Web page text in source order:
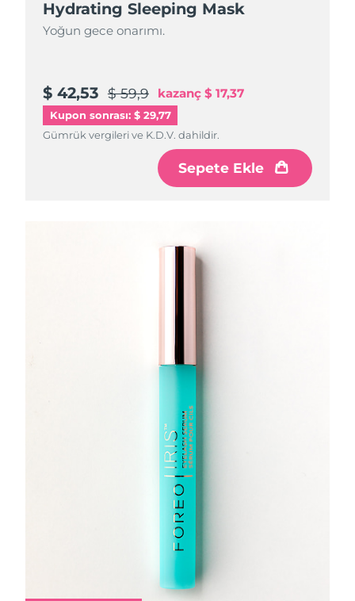
Hydrating Sleeping Mask
Yoğun gece onarımı.
$ 42,53 $ 59,9 kazanç $ 17,37
Kupon sonrası: $ 29,77
Gümrük vergileri ve K.D.V. dahildir.
Sepete Ekle